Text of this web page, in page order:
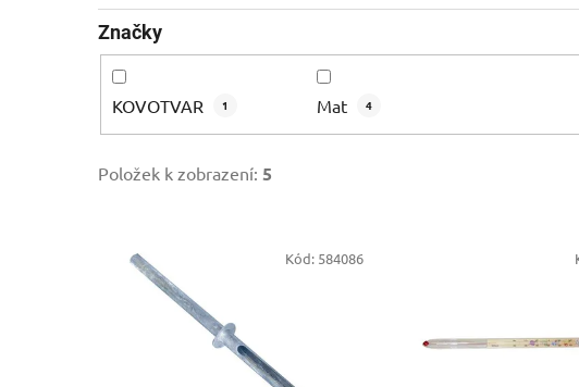
Značky
KOVOTVAR 1 Mat 4
Položek k zobrazení: 5
Kód: 584086